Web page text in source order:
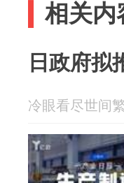
相关内
日政府拟
冷眼看尽世间